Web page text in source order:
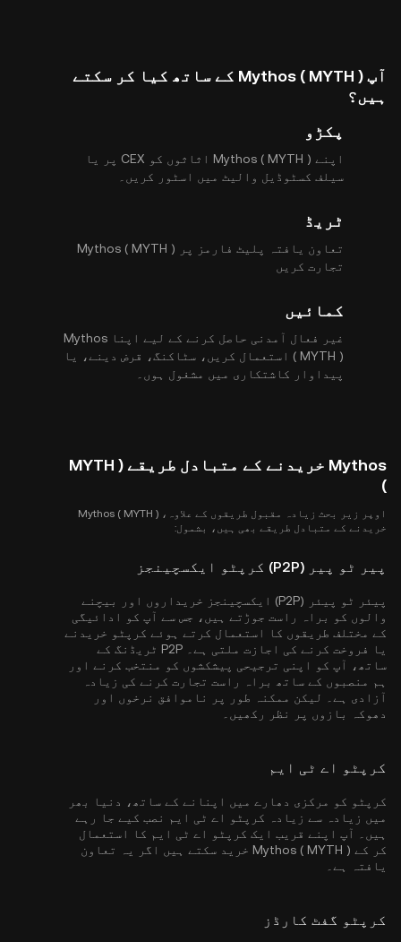
آپ Mythos ( MYTH ) کے ساتھ کیا کر سکتے
ہیں؟
پکڑو
اپنے Mythos ( MYTH ) اثاثوں کو CEX پر یا
سیلف کسٹوڈیل والیٹ میں اسٹور کریں۔
ٹریڈ
تعاون یافتہ پلیٹ فارمز پر Mythos ( MYTH )
تجارت کریں
کمائیں
غیر فعال آمدنی حاصل کرنے کے لیے اپنا Mythos
( MYTH ) استعمال کریں، سٹاکنگ، قرض دینے، یا
پیداوار کاشتکاری میں مشغول ہوں۔
Mythos خریدنے کے متبادل طریقے ( MYTH
)
اوپر زیر بحث زیادہ مقبول طریقوں کے علاوہ، Mythos ( MYTH )
خریدنے کے متبادل طریقے بھی ہیں، بشمول:
پیر ٹو پیر (P2P) کرپٹو ایکسچینجز
پیئر ٹو پیئر (P2P) ایکسچینجز خریداروں اور بیچنے
والوں کو براہ راست جوڑتے ہیں، جس سے آپ کو ادائیگی
کے مختلف طریقوں کا استعمال کرتے ہوئے کرپٹو خریدنے
یا فروخت کرنے کی اجازت ملتی ہے۔ P2P ٹریڈنگ کے
ساتھ، آپ کو اپنی ترجیحی پیشکشوں کو منتخب کرنے اور
ہم منصبوں کے ساتھ براہ راست تجارت کرنے کی زیادہ
آزادی ہے۔ لیکن ممکنہ طور پر ناموافق نرخوں اور
دھوکہ بازوں پر نظر رکھیں۔
کرپٹو اے ٹی ایم
کرپٹو کو مرکزی دھارے میں اپنانے کے ساتھ، دنیا بھر
میں زیادہ سے زیادہ کرپٹو اے ٹی ایم نصب کیے جا رہے
ہیں۔ آپ اپنے قریب ایک کرپٹو اے ٹی ایم کا استعمال
کر کے Mythos ( MYTH ) خرید سکتے ہیں اگر یہ تعاون
یافتہ ہے۔
کرپٹو گفٹ کارڈز